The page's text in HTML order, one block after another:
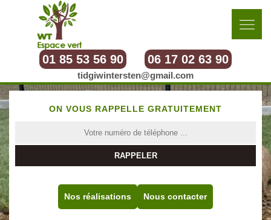
01 85 53 56 90 06 17 02 63 90
tidgiwintersten@gmail.com
ON VOUS RAPPELLE GRATUITEMENT
Nos réalisations Nous contacter